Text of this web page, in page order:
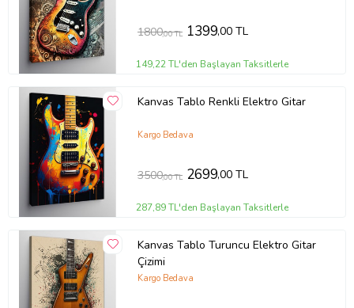
1800,00 TL 1399,00 TL
149,22 TL'den Başlayan Taksitlerle
Kanvas Tablo Renkli Elektro Gitar
Kargo Bedava
3500,00 TL 2699,00 TL
287,89 TL'den Başlayan Taksitlerle
Kanvas Tablo Turuncu Elektro Gitar
Çizimi
Kargo Bedava